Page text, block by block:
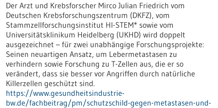
Der Arzt und Krebsforscher Mirco Julian Friedrich vom
Deutschen Krebsforschungszentrum (DKFZ), vom
Stammzellforschungsinstitut HI-STEM* sowie vom
Universitätsklinikum Heidelberg (UKHD) wird doppelt
ausgezeichnet – für zwei unabhängige Forschungsprojekte:
Seinen neuartigen Ansatz, um Lebermetastasen zu
verhindern sowie Forschung zu T-Zellen aus, die er so
verändert, dass sie besser vor Angriffen durch natürliche
Killerzellen geschützt sind.
https://www.gesundheitsindustrie-
bw.de/fachbeitrag/pm/schutzschild-gegen-metastasen-und-